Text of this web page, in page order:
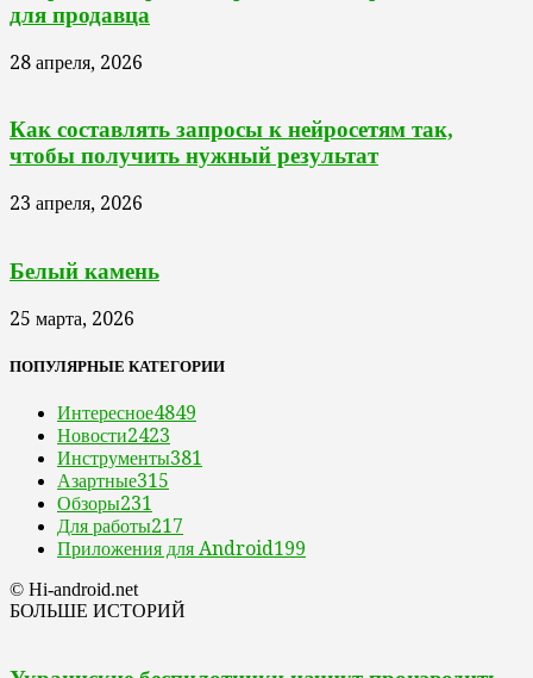
для продавца
28 апреля, 2026
Как составлять запросы к нейросетям так,
чтобы получить нужный результат
23 апреля, 2026
Белый камень
25 марта, 2026
ПОПУЛЯРНЫЕ КАТЕГОРИИ
Интересное4849
Новости2423
Инструменты381
Азартные315
Обзоры231
Для работы217
Приложения для Android199
© Hi-android.net
БОЛЬШЕ ИСТОРИЙ